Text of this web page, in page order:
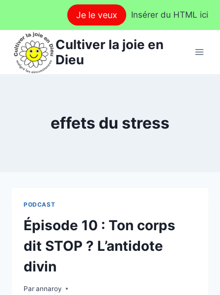
contenu
Je le veux Insérer du HTML ici
Cultiver la joie en
Dieu
effets du stress
PODCAST
Épisode 10 : Ton corps
dit STOP ? L’antidote
divin
Parannaroy